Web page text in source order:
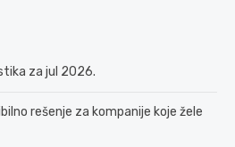
za jul 2026.
rešenje za kompanije koje žele